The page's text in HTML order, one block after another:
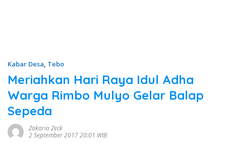
Kabar Desa, Tebo
Meriahkan Hari Raya Idul Adha
Warga Rimbo Mulyo Gelar Balap
Sepeda
Zakaria Zeck
2 September 2017 20:01 WIB